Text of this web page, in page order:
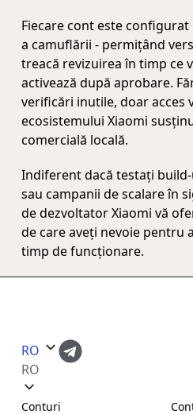
Fiecare cont este
a camuflării - permițând
treacă revizuirea în timp ce
activează după aprobare.
verificări inutile, doar acces
ecosistemului Xiaomi
comercială locală.
Indiferent dacă testați
sau campanii de scalare în
de dezvoltator Xiaomi vă
de care aveți nevoie pentru
timp de funcționare.
RO
RO
Conturi